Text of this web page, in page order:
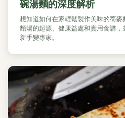
碗湯麵的深度解析
想知道如何在家輕鬆製作美味的蕎
麵湯的起源、健康益處和實用食譜
新手變專家。